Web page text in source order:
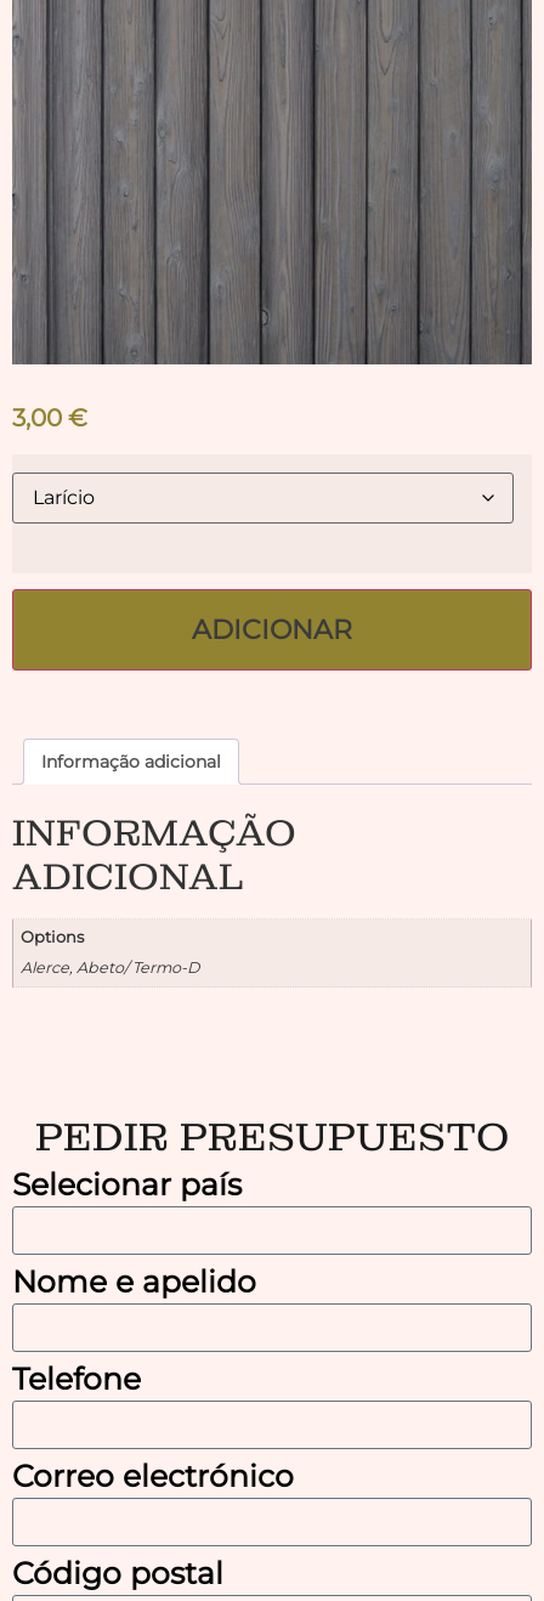
3,00 €
ADICIONAR
Informação adicional
INFORMAÇÃO
ADICIONAL
Options
Alerce, Abeto/ Termo-D
PEDIR PRESUPUESTO
Selecionar país
Nome e apelido
Telefone
Correo electrónico
Código postal